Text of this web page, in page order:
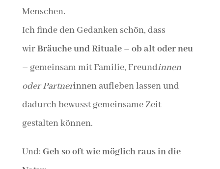
Menschen.
Ich finde den Gedanken schön, dass
wirBräuche und Rituale – ob alt oder neu
– gemeinsam mit Familie, Freundinnen
oder Partnerinnen aufleben lassen und
dadurch bewusst gemeinsame Zeit
gestalten können.
Und: Geh so oft wie möglich raus in die